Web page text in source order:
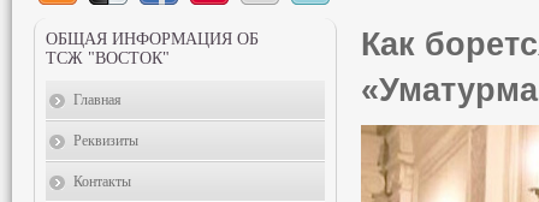
Как
ОБЩАЯ ИНФОРМАЦИЯ ОБ
ТСЖ "ВОСТОК"
Главная
Реквизиты
Контакты